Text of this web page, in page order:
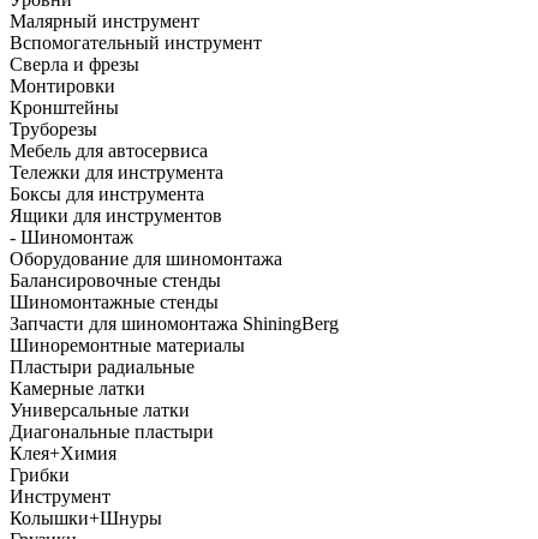
Малярный инструмент
Вспомогательный инструмент
Сверла и фрезы
Монтировки
Кронштейны
Труборезы
Мебель для автосервиса
Тележки для инструмента
Боксы для инструмента
Ящики для инструментов
- Шиномонтаж
Оборудование для шиномонтажа
Балансировочные стенды
Шиномонтажные стенды
Запчасти для шиномонтажа ShiningBerg
Шиноремонтные материалы
Пластыри радиальные
Камерные латки
Универсальные латки
Диагональные пластыри
Клея+Химия
Грибки
Инструмент
Колышки+Шнуры